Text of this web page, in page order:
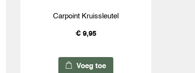
Carpoint Kruissleutel
€ 9,95
Voeg toe